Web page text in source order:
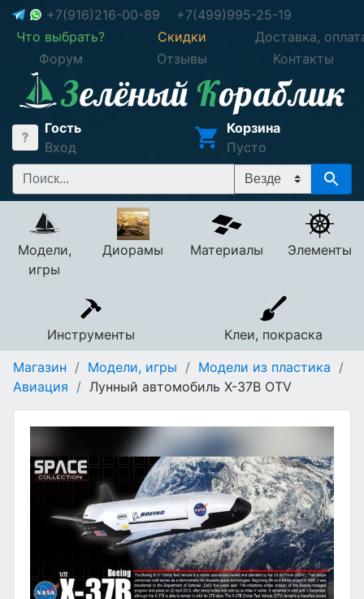
+7(916)216-00-89
+7(499)995-25-19
Что выбрать?
Скидки
Доставка,
Форум
Отзывы Контакты
Гость
Вход
Корзина
Пусто
Модели,
игры
Диорамы Материалы Элементы
Инструменты
Клеи, покраска
Магазин / Модели, игры / Модели из пластика /
Авиация / Лунный автомобиль X-37B OTV